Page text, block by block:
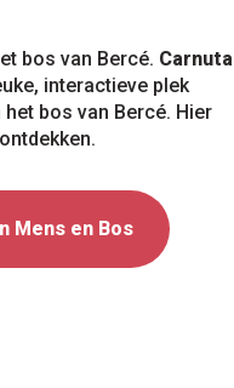
bos van Bercé. Carnuta
interactieve plek
bos van Bercé. Hier
Mens en Bos